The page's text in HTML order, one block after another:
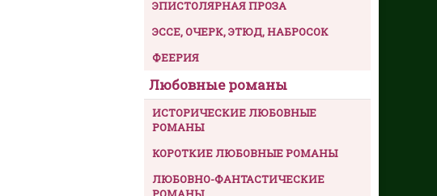
ЭПИСТОЛЯРНАЯ ПРОЗА
ЭССЕ, ОЧЕРК, ЭТЮД, НАБРОСОК
ФЕЕРИЯ
Любовные романы
ИСТОРИЧЕСКИЕ ЛЮБОВНЫЕ
РОМАНЫ
КОРОТКИЕ ЛЮБОВНЫЕ РОМАНЫ
ЛЮБОВНО-ФАНТАСТИЧЕСКИЕ